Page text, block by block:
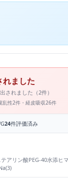
れました
されました（2件）
乱性2件・経皮吸収26件
24件評価済み
テアリン酸PEG-40水添